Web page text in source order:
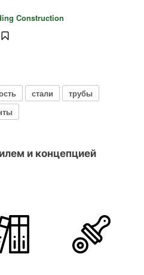
Construction
стали
трубы
и концепцией